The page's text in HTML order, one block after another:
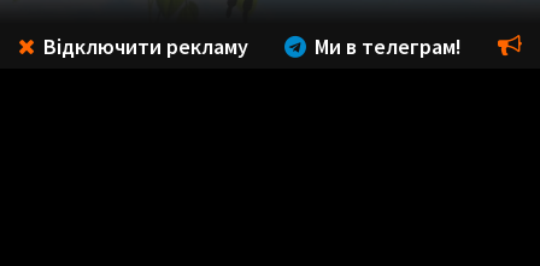
Відключити рекламу Ми в телеграм!